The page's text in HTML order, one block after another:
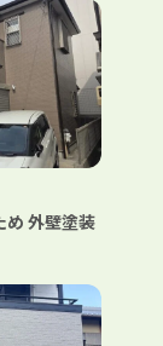
め 外壁塗装